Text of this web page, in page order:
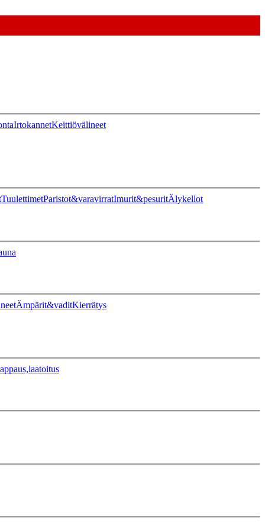
IrtokannetKeittiövälineet
TuulettimetParistot&varavirratImurit&pesuritÄlykellot
Ämpärit&vaditKierrätys